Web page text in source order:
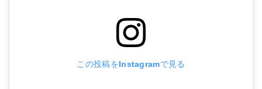
この投稿をInstagramで見る